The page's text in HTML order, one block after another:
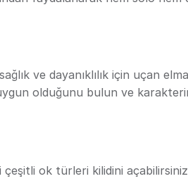
ve dayanıklılık için uçan
olduğunu bulun ve
ok türleri kilidini